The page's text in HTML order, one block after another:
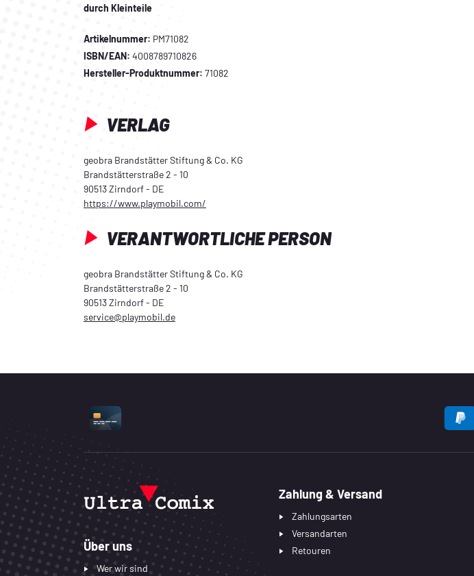
durch Kleinteile
Artikelnummer: PM71082
ISBN/EAN: 4008789710826
Hersteller-Produktnummer: 71082
VERLAG
geobra Brandstätter Stiftung & Co. KG
Brandstätterstraße 2 - 10
90513 Zirndorf - DE
https://www.playmobil.com/
VERANTWORTLICHE PERSON
geobra Brandstätter Stiftung & Co. KG
Brandstätterstraße 2 - 10
90513 Zirndorf - DE
service@playmobil.de
UNTERSTÜTZTE ZAHLUNGSARTEN
Über uns
Wer wir sind
Zahlung & Versand
Zahlungsarten
Versandarten
Retouren